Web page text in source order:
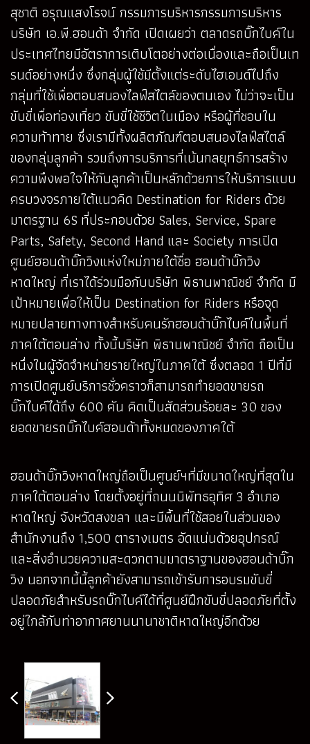
สุชาติ อรุณแสงโรจน์ กรรมการบริหารกรรมการบริหาร
บริษัท เอ.พี.ฮอนด้า จำกัด เปิดเผยว่า ตลาดรถบิ๊กไบค์ใน
ประเทศไทยมีอัตราการเติบโตอย่างต่อเนื่องและถือเป็นเท
รนด์อย่างหนึ่ง ซึ่งกลุ่มผู้ใช้มีตั้งแต่ระดับไฮเอนด์ไปถึง
กลุ่มที่ใช้เพื่อตอบสนองไลฟ์สไตล์ของตนเอง ไม่ว่าจะเป็น
ขับขี่เพื่อท่องเที่ยว ขับขี่ใช้ชีวิตในเมือง หรือผู้ที่ชอบใน
ความท้าทาย ซึ่งเรามีทั้งผลิตภัณฑ์ตอบสนองไลฟ์สไตล์
ของกลุ่มลูกค้า รวมถึงการบริการที่เน้นกลยุทธ์การสร้าง
ความพึงพอใจให้กับลูกค้าเป็นหลักด้วยการให้บริการแบบ
ครบวงจรภายใต้แนวคิด Destination for Riders ด้วย
มาตรฐาน 6S ที่ประกอบด้วย Sales, Service, Spare
Parts, Safety, Second Hand และ Society การเปิด
ศูนย์ฮอนด้าบิ๊กวิงแห่งใหม่ภายใต้ชื่อ ฮอนด้าบิ๊กวิง
หาดใหญ่ ที่เราได้ร่วมมือกับบริษัท พิธานพาณิชย์ จำกัด มี
เป้าหมายเพื่อให้เป็น Destination for Riders หรือจุด
หมายปลายทางทางสำหรับคนรักฮอนด้าบิ๊กไบค์ในพื้นที่
ภาคใต้ตอนล่าง ทั้งนี้บริษัท พิธานพาณิชย์ จำกัด ถือเป็น
หนึ่งในผู้จัดจำหน่ายรายใหญ่ในภาคใต้ ซึ่งตลอด 1 ปีที่มี
การเปิดศูนย์บริการชั่วคราวก็สามารถทำยอดขายรถ
บิ๊กไบค์ได้ถึง 600 คัน คิดเป็นสัดส่วนร้อยละ 30 ของ
ยอดขายรถบิ๊กไบค์ฮอนด้าทั้งหมดของภาคใต้
ฮอนด้าบิ๊กวิงหาดใหญ่ถือเป็นศูนย์ฯที่มีขนาดใหญ่ที่สุดใน
ภาคใต้ตอนล่าง โดยตั้งอยู่ที่ถนนนิพัทธอุทิศ 3 อำเภอ
หาดใหญ่ จังหวัดสงขลา และมีพื้นที่ใช้สอยในส่วนของ
สำนักงานถึง 1,500 ตารางเมตร อัดแน่นด้วยอุปกรณ์
และสิ่งอำนวยความสะดวกตามมาตราฐานของฮอนด้าบิ๊ก
วิง นอกจากนี้นี้ลูกค้ายังสามารถเข้ารับการอบรมขับขี่
ปลอดภัยสำหรับรถบิ๊กไบค์ได้ที่ศูนย์ฝึกขับขี่ปลอดภัยที่ตั้ง
อยู่ใกล้กับท่าอากาศยานนานาชาติหาดใหญ่อีกด้วย